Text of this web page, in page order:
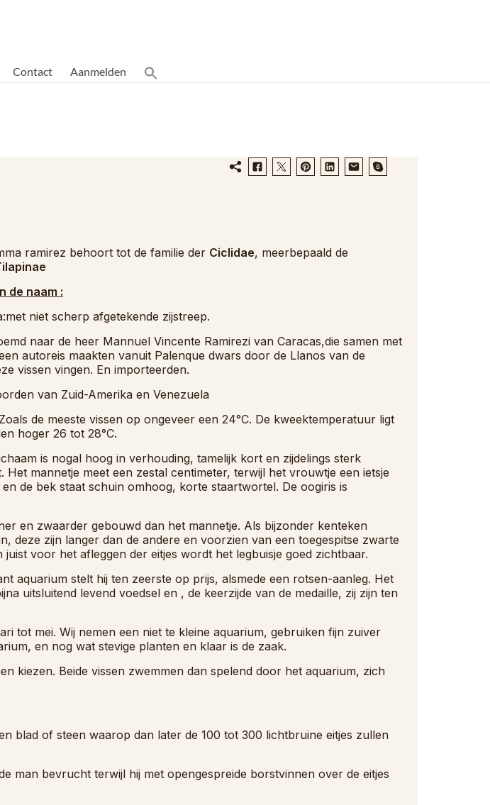
Contact Aanmelden
ramirez behoort tot de familie der Ciclidae, meerbepaald de
de naam :
niet scherp afgetekende zijstreep.
naar de heer Mannuel Vincente Ramirezi van Caracas,die samen met
autoreis maakten vanuit Palenque dwars door de Llanos van de
vissen vingen. En importeerden.
van Zuid-Amerika en Venezuela
de meeste vissen op ongeveer een 24°C. De kweektemperatuur ligt
hoger 26 tot 28°C.
is nogal hoog in verhouding, tamelijk kort en zijdelings sterk
Het mannetje meet een zestal centimeter, terwijl het vrouwtje een ietsje
de bek staat schuin omhoog, korte staartwortel. De oogiris is
en zwaarder gebouwd dan het mannetje. Als bijzonder kenteken
deze zijn langer dan de andere en voorzien van een toegespitse zwarte
voor het afleggen der eitjes wordt het legbuisje goed zichtbaar.
aquarium stelt hij ten zeerste op prijs, alsmede een rotsen-aanleg. Het
uitsluitend levend voedsel en , de keerzijde van de medaille, zij zijn ten
tot mei. Wij nemen een niet te kleine aquarium, gebruiken fijn zuiver
en nog wat stevige planten en klaar is de zaak.
kiezen. Beide vissen zwemmen dan spelend door het aquarium, zich
blad of steen waarop dan later de 100 tot 300 lichtbruine eitjes zullen
man bevrucht terwijl hij met opengespreide borstvinnen over de eitjes